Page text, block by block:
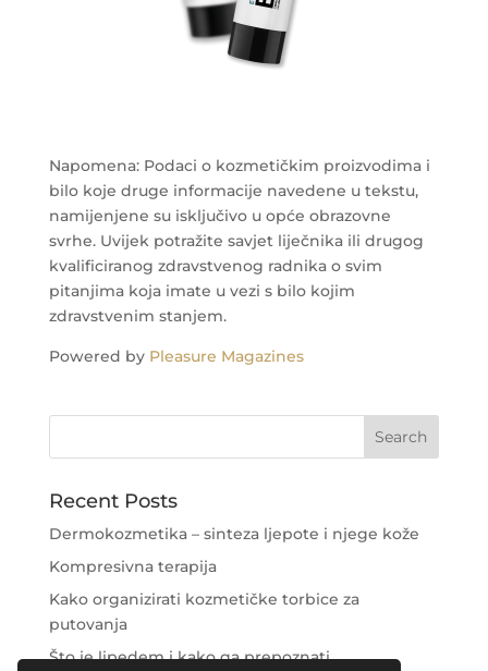
Napomena: Podaci o kozmetičkim proizvodima i
bilo koje druge informacije navedene u tekstu,
namijenjene su isključivo u opće obrazovne
svrhe. Uvijek potražite savjet liječnika ili drugog
kvalificiranog zdravstvenog radnika o svim
pitanjima koja imate u vezi s bilo kojim
zdravstvenim stanjem.
Powered by Pleasure Magazines
Recent Posts
Dermokozmetika – sinteza ljepote i njege kože
Kompresivna terapija
Kako organizirati kozmetičke torbice za
putovanja
Što je lipedem i kako ga prepoznati